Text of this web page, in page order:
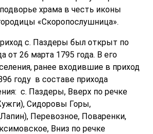
храма в честь иконы
«Скоропослушница».
с. Паздеры был открыт по
от 26 марта 1795 года. В его
ранее входившие в приход
году в составе прихода
с. Паздеры, Вверх по речке
Сидоровы Горы,
Перевозное, Поваренки,
Вниз по речке